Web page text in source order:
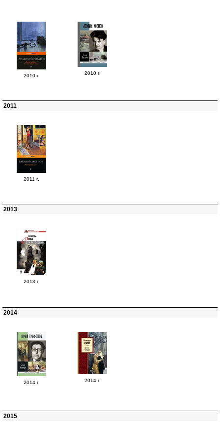
2010 г. 2010 г.
2011
2011 г.
2013
2013 г.
2014
2014 г. 2014 г.
2015